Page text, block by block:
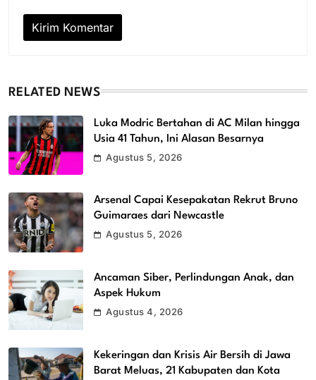
RELATED NEWS
Luka Modric Bertahan di AC Milan hingga
Usia 41 Tahun, Ini Alasan Besarnya
Agustus 5, 2026
Arsenal Capai Kesepakatan Rekrut Bruno
Guimaraes dari Newcastle
Agustus 5, 2026
Ancaman Siber, Perlindungan Anak, dan
Aspek Hukum
Agustus 4, 2026
Kekeringan dan Krisis Air Bersih di Jawa
Barat Meluas, 21 Kabupaten dan Kota